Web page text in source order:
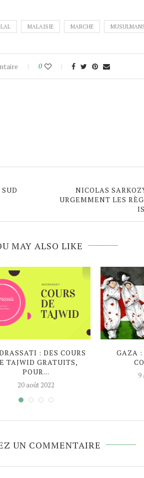
MALAISIE MARCHE
0
NICOLAS
URGEMMENT LES
MAY ALSO LIKE
: DES COURS
TAJWID GRATUITS,
POUR...
20 août 2022
GAZA :
9
UN COMMENTAIRE